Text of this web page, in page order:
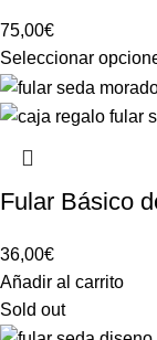
75,00€
Seleccionar
Fular Básico
36,00€
Añadir al carrito
Sold out